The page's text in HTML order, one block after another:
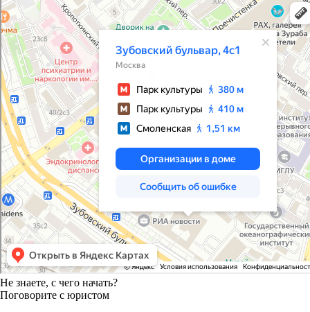
Не знаете, с чего начать?
Поговорите с юристом